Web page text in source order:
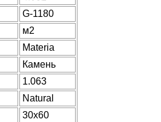
G-1180
м2
Materia
Камень
1.063
Natural
30x60